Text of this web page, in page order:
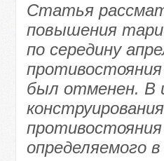
Статья
повышения
по середину
был отменен. В
противостояния
определяемого